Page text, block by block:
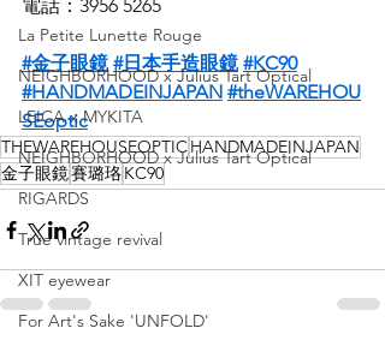
La Petite Lunette Rouge
NEIGHBORHOOD x Julius Tart Optical
LEICA x MYKITA
NEIGHBORHOOD x Julius Tart Optical
RIGARDS
True vintage revival
XIT eyewear
For Art's Sake 'UNFOLD'
電話：3956 5265
#金子眼鏡 #日本手造眼鏡 #KC90
#HANDMADEINJAPAN #theWAREHOU
SEoptic
THEWAREHOUSEOPTICHANDMADEINJAPAN
金子眼鏡賽璐珞KC90